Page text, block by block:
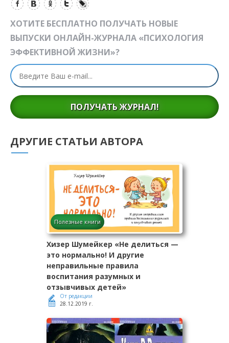
ХОТИТЕ БЕСПЛАТНО ПОЛУЧАТЬ НОВЫЕ
ВЫПУСКИ ОНЛАЙН-ЖУРНАЛА «ПСИХОЛОГИЯ
ЭФФЕКТИВНОЙ ЖИЗНИ»?
ПОЛУЧАТЬ ЖУРНАЛ!
ДРУГИЕ СТАТЬИ АВТОРА
Полезные книги
Хизер Шумейкер «Не делиться —
это нормально! И другие
неправильные правила
воспитания разумных и
отзывчивых детей»
От редакции
28.12.2019 г.